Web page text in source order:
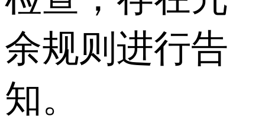
余规则进行告
知。